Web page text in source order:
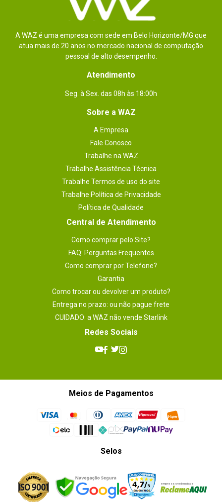
A WAZ é uma empresa com sede em Belo Horizonte/MG que
atua mais de 20 anos no mercado nacional de computação
pessoal de alto desempenho.
Atendimento
Seg. à Sex. das 08h às 18:00h
Sobre a WAZ
A Empresa
Fale Conosco
Trabalhe na WAZ
Trabalhe Assistência Técnica
Trabalhe Termos de uso do site
Trabalhe Política de Privacidade
Política de Qualidade
Central de Atendimento
Como comprar pelo Site?
FAQ: Perguntas Frequentes
Como comprar por Telefone?
Garantia
Como trocar ou devolver um produto?
Entrega no prazo: ou não pague frete
CUIDADO: a WAZ não vende Starlink
Redes Sociais
Meios de Pagamentos
Selos